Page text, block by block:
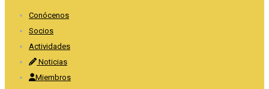
Conócenos
Socios
Actividades
Noticias
Miembros